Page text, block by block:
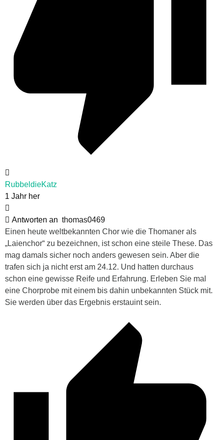
RubbeldieKatz
1 Jahr her
Antworten an thomas0469
Einen heute weltbekannten Chor wie die Thomaner als
„Laienchor“ zu bezeichnen, ist schon eine steile These. Das
mag damals sicher noch anders gewesen sein. Aber die
trafen sich ja nicht erst am 24.12. Und hatten durchaus
schon eine gewisse Reife und Erfahrung. Erleben Sie mal
eine Chorprobe mit einem bis dahin unbekannten Stück mit.
Sie werden über das Ergebnis erstauint sein.